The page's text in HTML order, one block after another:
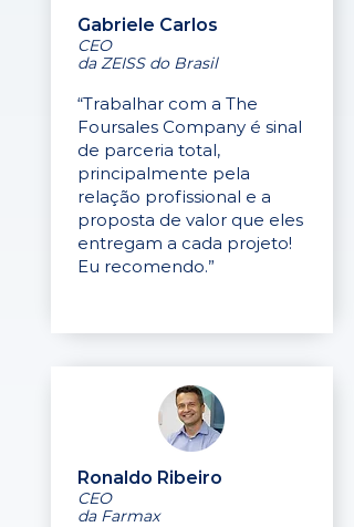
Gabriele Carlos
CEO
da ZEISS do Brasil
“Trabalhar com a The
Foursales Company é sinal
de parceria total,
principalmente pela
relação profissional e a
proposta de valor que eles
entregam a cada projeto!
Eu recomendo.”
Ronaldo Ribeiro
CEO
da Farmax